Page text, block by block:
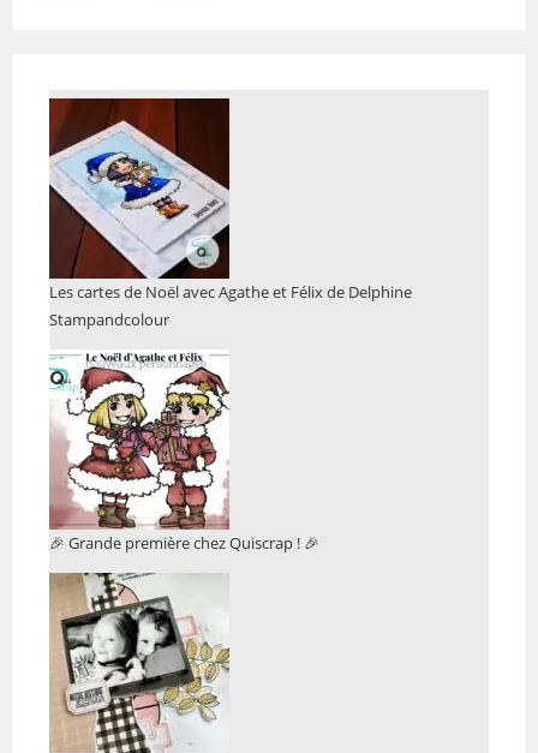
Les cartes de Noël avec Agathe et Félix de Delphine
Stampandcolour
🎉 Grande première chez Quiscrap ! 🎉